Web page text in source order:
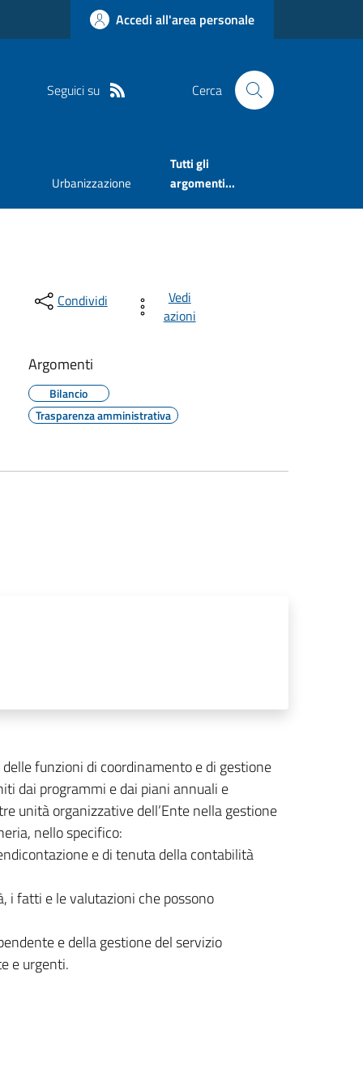
Accedi all'area personale
Seguici su Cerca
Urbanizzazione
Tutti gli
argomenti...
Condividi
Vedi
azioni
Argomenti
Bilancio
Trasparenza amministrativa
funzioni di coordinamento e di gestione
dai programmi e dai piani annuali e
unità organizzative dell’Ente nella gestione
nello specifico:
e di tenuta della contabilità
i fatti e le valutazioni che possono
e della gestione del servizio
e urgenti.